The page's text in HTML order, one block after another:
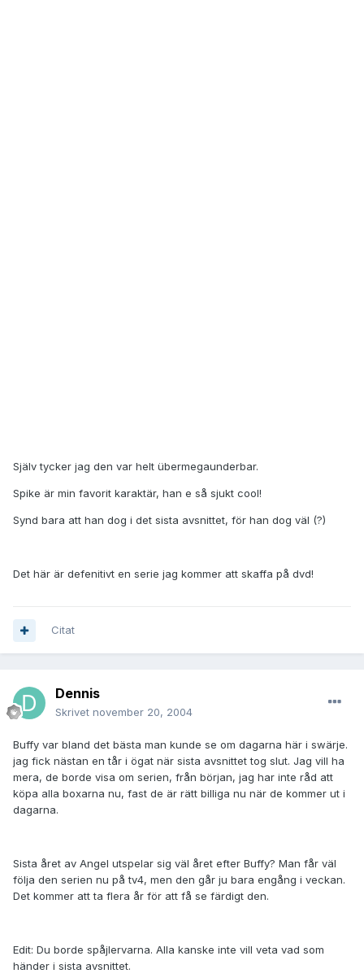
Själv tycker jag den var helt übermegaunderbar.
Spike är min favorit karaktär, han e så sjukt cool!
Synd bara att han dog i det sista avsnittet, för han dog väl (?)
Det här är defenitivt en serie jag kommer att skaffa på dvd!
Citat
Dennis
Skrivet november 20, 2004
Buffy var bland det bästa man kunde se om dagarna här i swärje.
jag fick nästan en tår i ögat när sista avsnittet tog slut. Jag vill ha
mera, de borde visa om serien, från början, jag har inte råd att
köpa alla boxarna nu, fast de är rätt billiga nu när de kommer ut i
dagarna.
Sista året av Angel utspelar sig väl året efter Buffy? Man får väl
följa den serien nu på tv4, men den går ju bara engång i veckan.
Det kommer att ta flera år för att få se färdigt den.
Edit: Du borde spåjlervarna. Alla kanske inte vill veta vad som
händer i sista avsnittet.